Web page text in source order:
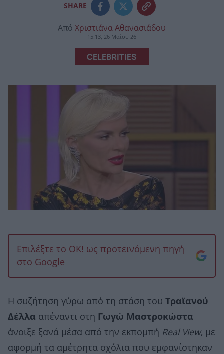
SHARE
Από Χριστιάνα Αθανασιάδου
15:13, 26 Μαΐου 26
CELEBRITIES
Επιλέξτε το OK! ως προτεινόμενη πηγή
στο Google
Η συζήτηση γύρω από τη στάση του Τραϊανού
Δέλλα απέναντι στη Γωγώ Μαστροκώστα
άνοιξε ξανά μέσα από την εκπομπή Real View, με
αφορμή τα αμέτρητα σχόλια που εμφανίστηκαν